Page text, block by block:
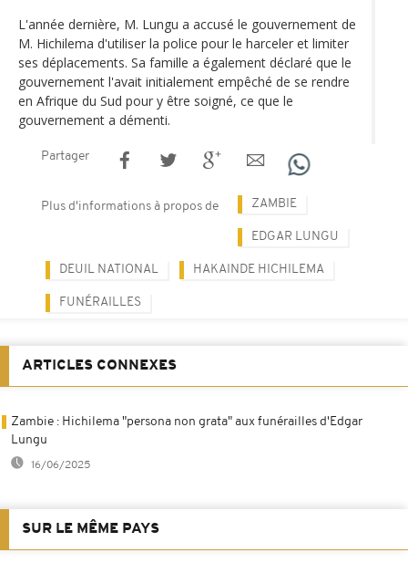
L'année dernière, M. Lungu a accusé le gouvernement de
M. Hichilema d'utiliser la police pour le harceler et limiter
ses déplacements. Sa famille a également déclaré que le
gouvernement l'avait initialement empêché de se rendre
en Afrique du Sud pour y être soigné, ce que le
gouvernement a démenti.
Partager
Plus d'informations à propos de ZAMBIE
EDGAR LUNGU
DEUIL NATIONAL HAKAINDE HICHILEMA
FUNÉRAILLES
ARTICLES CONNEXES
Zambie : Hichilema "persona non grata" aux funérailles d'Edgar
Lungu
16/06/2025
SUR LE MÊME PAYS